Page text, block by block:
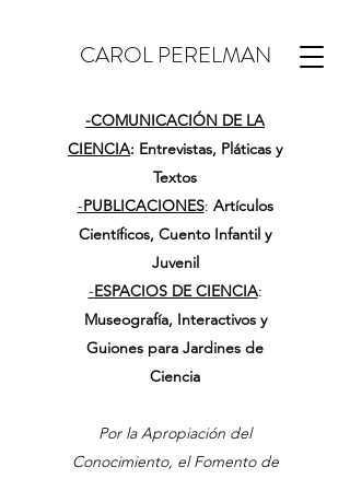
CAROL PERELMAN
-COMUNICACIÓN DE LA
CIENCIA: Entrevistas, Pláticas y
Textos
-PUBLICACIONES: Artículos
Científicos, Cuento Infantil y
Juvenil
-ESPACIOS DE CIENCIA:
Museografía, Interactivos y
Guiones para Jardines de
Ciencia
Por la Apropiación del
Conocimiento, el Fomento de